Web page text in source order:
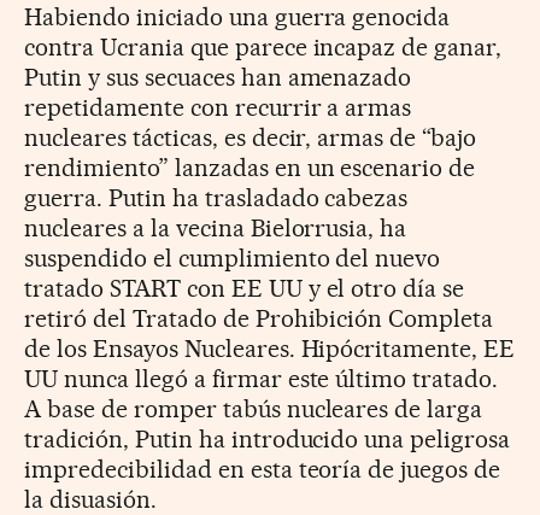
Habiendo iniciado una guerra genocida
contra Ucrania que parece incapaz de ganar,
Putin y sus secuaces han amenazado
repetidamente con recurrir a armas
nucleares tácticas, es decir, armas de “bajo
rendimiento” lanzadas en un escenario de
guerra. Putin ha trasladado cabezas
nucleares a la vecina Bielorrusia, ha
suspendido el cumplimiento del nuevo
tratado START con EE UU y el otro día se
retiró del Tratado de Prohibición Completa
de los Ensayos Nucleares. Hipócritamente, EE
UU nunca llegó a firmar este último tratado.
A base de romper tabús nucleares de larga
tradición, Putin ha introducido una peligrosa
impredecibilidad en esta teoría de juegos de
la disuasión.